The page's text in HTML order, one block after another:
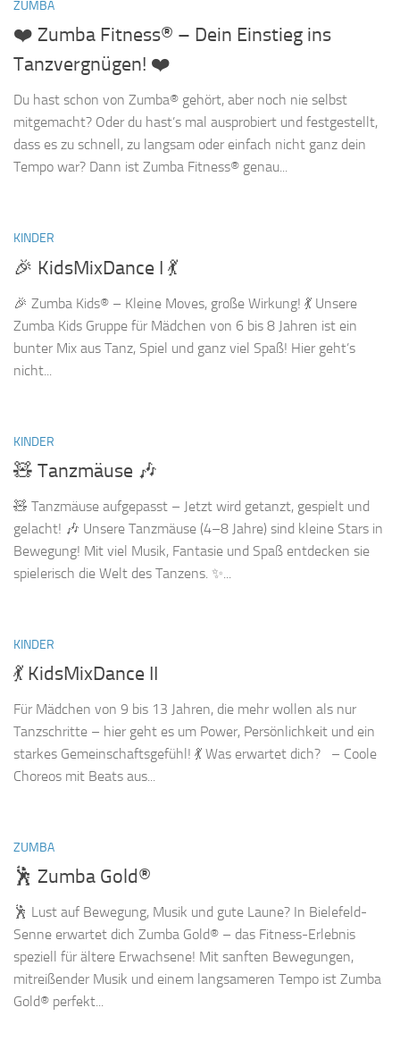
ZUMBA
❤️ Zumba Fitness® – Dein Einstieg ins
Tanzvergnügen! ❤️
Du hast schon von Zumba® gehört, aber noch nie selbst
mitgemacht? Oder du hast’s mal ausprobiert und festgestellt,
dass es zu schnell, zu langsam oder einfach nicht ganz dein
Tempo war? Dann ist Zumba Fitness® genau...
KINDER
🎉 KidsMixDance I 💃
🎉 Zumba Kids® – Kleine Moves, große Wirkung! 💃 Unsere
Zumba Kids Gruppe für Mädchen von 6 bis 8 Jahren ist ein
bunter Mix aus Tanz, Spiel und ganz viel Spaß! Hier geht’s
nicht...
KINDER
🧸 Tanzmäuse 🎶
🧸 Tanzmäuse aufgepasst – Jetzt wird getanzt, gespielt und
gelacht! 🎶 Unsere Tanzmäuse (4–8 Jahre) sind kleine Stars in
Bewegung! Mit viel Musik, Fantasie und Spaß entdecken sie
spielerisch die Welt des Tanzens. ✨...
KINDER
💃 KidsMixDance II
Für Mädchen von 9 bis 13 Jahren, die mehr wollen als nur
Tanzschritte – hier geht es um Power, Persönlichkeit und ein
starkes Gemeinschaftsgefühl! 💃 Was erwartet dich? – Coole
Choreos mit Beats aus...
ZUMBA
🕺 Zumba Gold®
🕺 Lust auf Bewegung, Musik und gute Laune? In Bielefeld-
Senne erwartet dich Zumba Gold® – das Fitness-Erlebnis
speziell für ältere Erwachsene! Mit sanften Bewegungen,
mitreißender Musik und einem langsameren Tempo ist Zumba
Gold® perfekt...